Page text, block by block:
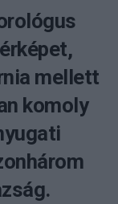
mellett
komoly